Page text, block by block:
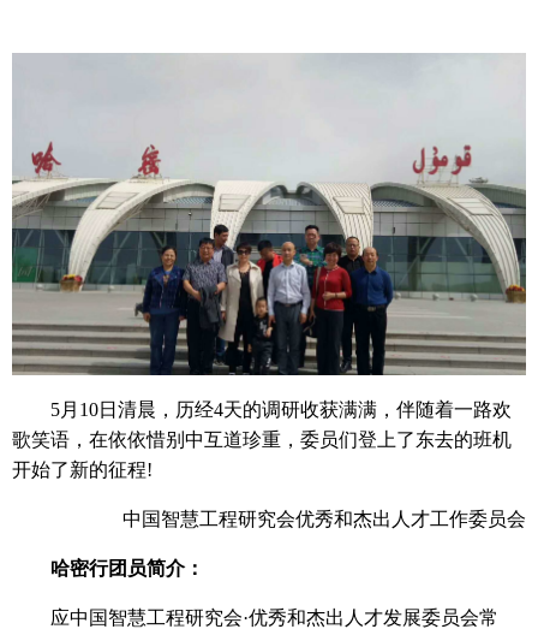
5月10日清晨，历经4天的调研收获满满，伴随着一路欢
歌笑语，在依依惜别中互道珍重，委员们登上了东去的班机
开始了新的征程!
中国智慧工程研究会优秀和杰出人才工作委员会
哈密行团员简介：
应中国智慧工程研究会·优秀和杰出人才发展委员会常